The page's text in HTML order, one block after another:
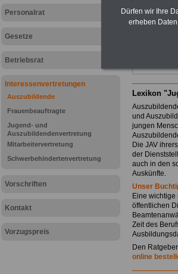
Personalrat
Gesetze
Betriebsrat
Interessenvertretungen
Auszubildende
Frauenbeauftragte
Jugend- und
Auszubildendenvertretung
Mitarbeitervertretung
Schwerbehindertenvertretung
Vorschriften
Kontakt
Vorzugspreis
Lexikon
und
jungen
Die JAV
der
auch in den
Auskünfte.
Unser
Eine
öffentlichen
Zeit des
Den
online
Dürfen wir Ihre
erheben